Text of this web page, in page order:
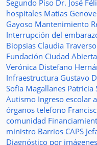
Segundo Piso Dr. José
hospitales Matías
Gayoso Mantenimiento
Interrupción del
Biopsias Claudia Traverso
Fundación Ciudad Abierta
Verónica Distefano
Infraestructura Gustavo
Sofía Magallanes Patricia
Autismo Ingreso escolar
órganos telefono
comunidad
ministro Barrios CAPS
Diagnóstico por imágenes